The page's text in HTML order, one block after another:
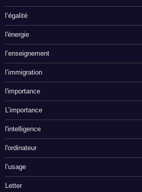
l’égalité
l'énergie
l’enseignement
l’immigration
l'importance
L’importance
l'intelligence
l'ordinateur
l’usage
Letter